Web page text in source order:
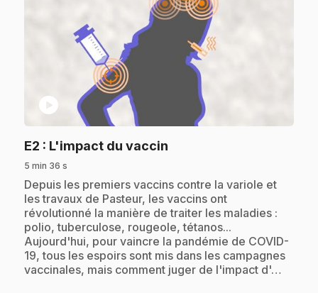
play_circle
E2 : L'impact du vaccin
5 min 36 s
.Depuis les premiers vaccins contre la variole et
les travaux de Pasteur, les vaccins ont
révolutionné la manière de traiter les maladies :
polio, tuberculose, rougeole, tétanos...
Aujourd'hui, pour vaincre la pandémie de COVID-
19, tous les espoirs sont mis dans les campagnes
vaccinales, mais comment juger de l'impact d'…